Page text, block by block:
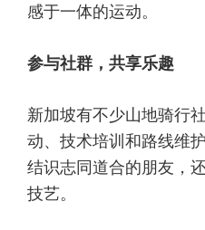
感于一体的运动。
参与社群，共享乐趣
新加坡有不少山地骑行
动、技术培训和路线维
结识志同道合的朋友，
技艺。